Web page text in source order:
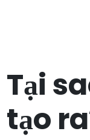
Tại
tạo